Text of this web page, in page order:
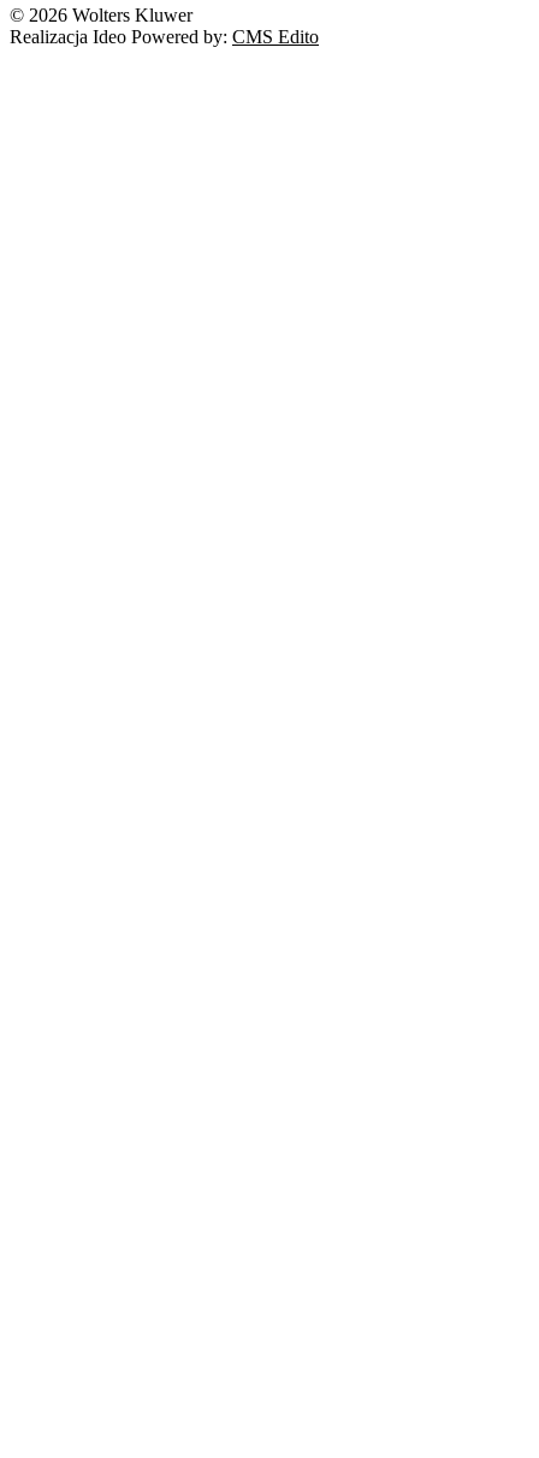
Prawo autorskie
© 2026 Wolters Kluwer
Realizacja Ideo Powered by: CMS Edito